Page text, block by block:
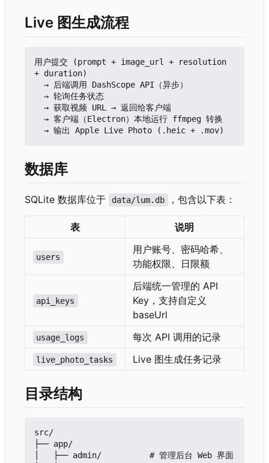
Live 图生成流程
用户提交 (prompt + image_url + resolution
+ duration)
  → 后端调用 DashScope API
（异步）
  → 客户端
（Electron） 本地运行 ffmpeg 转换
数据库
SQLite 数据库位于 data/lum.db ，包含以下表：
表 说明
users
用户账号、密码哈希、
功能权限、日限额
api_keys
后端统一管理的 API
Key ， 支持自定义
baseUrl
usage_logs 每次 API 调用的记录
live_photo_tasks Live 图生成任务记录
目录结构
src/
├── app/
│   ├── admin/          # 管理后台 Web 界面